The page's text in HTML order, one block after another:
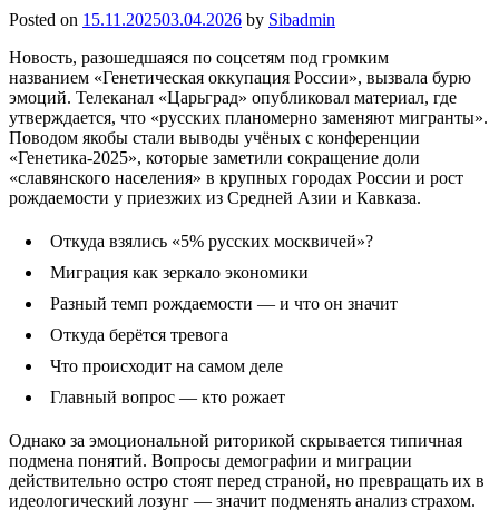
Posted on 15.11.202503.04.2026 by Sibadmin
Новость, разошедшаяся по соцсетям под громким
названием «Генетическая оккупация России», вызвала бурю
эмоций. Телеканал «Царьград» опубликовал материал, где
утверждается, что «русских планомерно заменяют мигранты».
Поводом якобы стали выводы учёных с конференции
«Генетика-2025», которые заметили сокращение доли
«славянского населения» в крупных городах России и рост
рождаемости у приезжих из Средней Азии и Кавказа.
Откуда взялись «5% русских москвичей»?
Миграция как зеркало экономики
Разный темп рождаемости — и что он значит
Откуда берётся тревога
Что происходит на самом деле
Главный вопрос — кто рожает
Однако за эмоциональной риторикой скрывается типичная
подмена понятий. Вопросы демографии и миграции
действительно остро стоят перед страной, но превращать их в
идеологический лозунг — значит подменять анализ страхом.